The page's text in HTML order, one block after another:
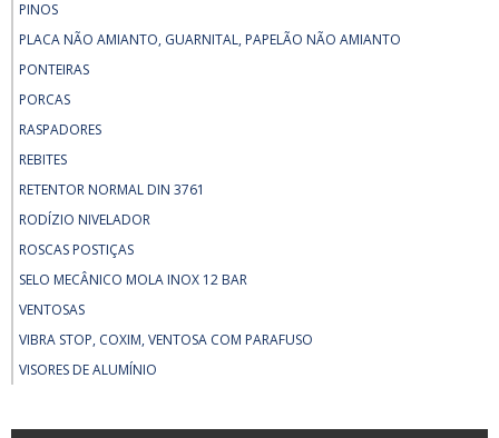
PINOS
PLACA NÃO AMIANTO, GUARNITAL, PAPELÃO NÃO AMIANTO
PONTEIRAS
PORCAS
RASPADORES
REBITES
RETENTOR NORMAL DIN 3761
RODÍZIO NIVELADOR
ROSCAS POSTIÇAS
SELO MECÂNICO MOLA INOX 12 BAR
VENTOSAS
VIBRA STOP, COXIM, VENTOSA COM PARAFUSO
VISORES DE ALUMÍNIO